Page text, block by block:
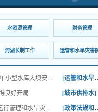
水资源管理 财务管理
河湖长制工作 运管和水旱灾害
许昌市水利局关于公布2026年小型水库大坝安全责任人名单的通知 [运管和
良好开局 [城市供排水]
市水利局召开全市水利工程运行管理和水旱灾害防御工作会议 [政策法